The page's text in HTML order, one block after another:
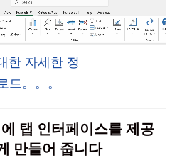
한 자세한 정
드。。。
탭 인터페이스를 제공
만들어 줍니다